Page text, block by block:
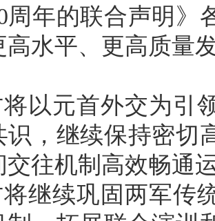
周年的联合声明》
高水平、更高质量
以元首外交为引
识，继续保持密切
交往机制高效畅通
继续巩固两军传